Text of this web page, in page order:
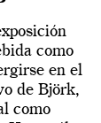
como
en el
de Björk,
como